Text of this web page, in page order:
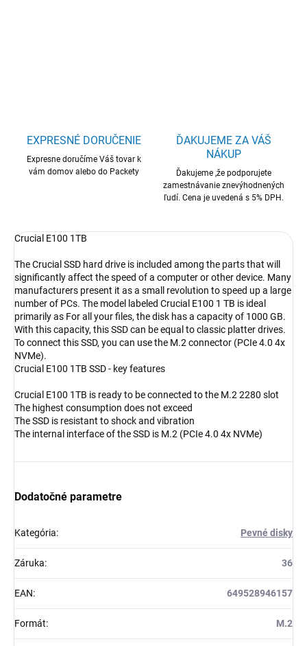
EXPRESNÉ DORUČENIE
Expresne doručíme Váš tovar k
vám domov alebo do Packety
ĎAKUJEME ZA VÁŠ
NÁKUP
Ďakujeme ,že podporujete
zamestnávanie znevýhodnených
ľudí. Cena je uvedená s 5% DPH.
Crucial E100 1TB
The Crucial SSD hard drive is included among the parts that will
significantly affect the speed of a computer or other device. Many
manufacturers present it as a small revolution to speed up a large
number of PCs. The model labeled Crucial E100 1 TB is ideal
primarily as For all your files, the disk has a capacity of 1000 GB.
With this capacity, this SSD can be equal to classic platter drives.
To connect this SSD, you can use the M.2 connector (PCIe 4.0 4x
NVMe).
Crucial E100 1TB SSD - key features
Crucial E100 1TB is ready to be connected to the M.2 2280 slot
The highest consumption does not exceed
The SSD is resistant to shock and vibration
The internal interface of the SSD is M.2 (PCIe 4.0 4x NVMe)
Dodatočné parametre
Kategória: Pevné disky
Záruka: 36
EAN: 649528946157
Formát: M.2